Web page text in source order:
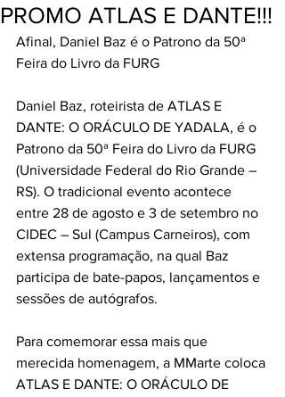
PROMO ATLAS E DANTE!!!
Afinal, Daniel Baz é o Patrono da 50ª
Feira do Livro da FURG
Daniel Baz, roteirista de ATLAS E
DANTE: O ORÁCULO DE YADALA, é o
Patrono da 50ª Feira do Livro da FURG
(Universidade Federal do Rio Grande –
RS). O tradicional evento acontece
entre 28 de agosto e 3 de setembro no
CIDEC – Sul (Campus Carneiros), com
extensa programação, na qual Baz
participa de bate-papos, lançamentos e
sessões de autógrafos.
Para comemorar essa mais que
merecida homenagem, a MMarte coloca
ATLAS E DANTE: O ORÁCULO DE